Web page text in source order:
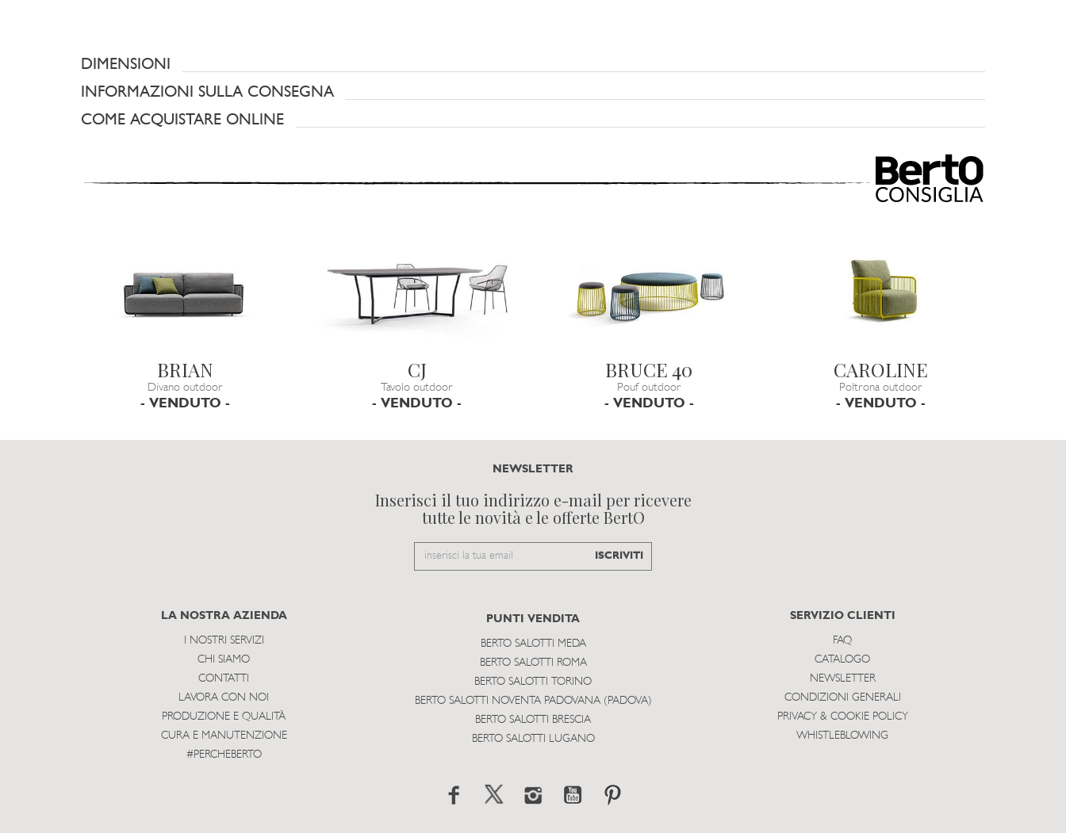
DIMENSIONI
INFORMAZIONI SULLA CONSEGNA
COME ACQUISTARE ONLINE
BRIAN
Divano outdoor
- VENDUTO -
CJ
Tavolo outdoor
- VENDUTO -
BRUCE 40
Pouf outdoor
- VENDUTO -
CAROLINE
Poltrona outdoor
- VENDUTO -
NEWSLETTER
Inserisci il tuo indirizzo e-mail per ricevere
tutte le novità e le offerte BertO
Email
ISCRIVITI
LA NOSTRA AZIENDA
I NOSTRI SERVIZI
CHI SIAMO
CONTATTI
LAVORA CON NOI
PRODUZIONE E QUALITÀ
CURA E MANUTENZIONE
#PERCHEBERTO
PUNTI VENDITA
BERTO SALOTTI MEDA
BERTO SALOTTI ROMA
BERTO SALOTTI TORINO
BERTO SALOTTI NOVENTA PADOVANA (PADOVA)
BERTO SALOTTI BRESCIA
BERTO SALOTTI LUGANO
SERVIZIO CLIENTI
FAQ
CATALOGO
NEWSLETTER
CONDIZIONI GENERALI
PRIVACY & COOKIE POLICY
WHISTLEBLOWING